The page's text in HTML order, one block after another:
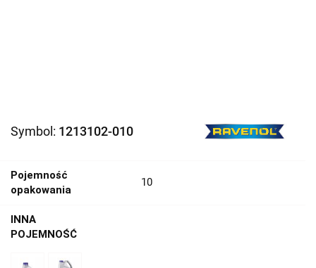
Symbol: 1213102-010
Pojemność
opakowania
10
INNA
POJEMNOŚĆ